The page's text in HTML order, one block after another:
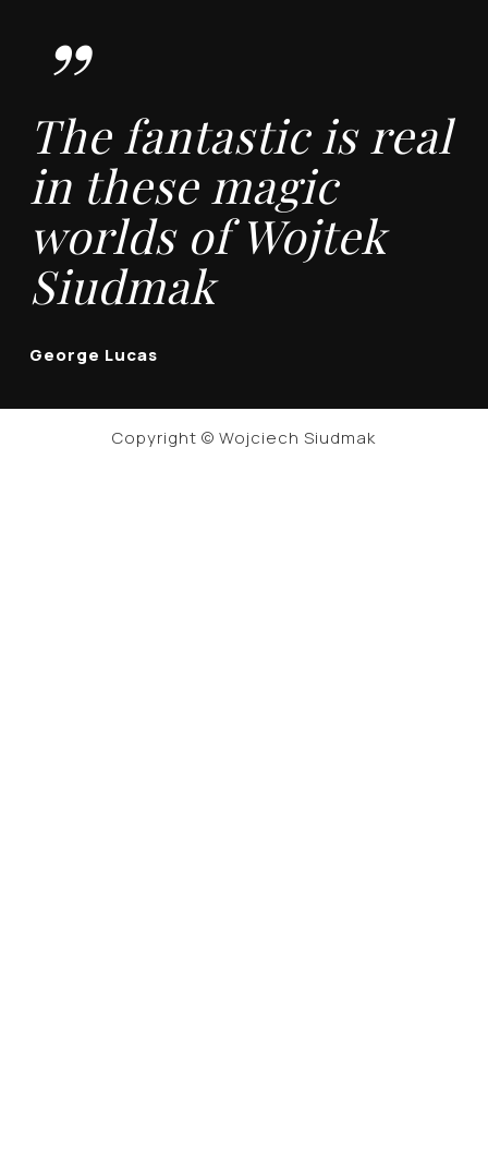
”
The fantastic is real
in these magic
worlds of Wojtek
Siudmak
George Lucas
Copyright © Wojciech Siudmak